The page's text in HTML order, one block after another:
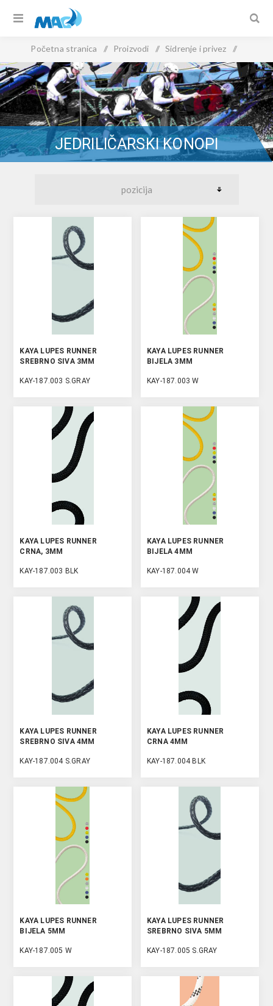
Početna stranica / Proizvodi / Sidrenje i privez /
Konopi / Jedriličarski konopi
JEDRILIČARSKI KONOPI
KAYA LUPES RUNNER
SREBRNO SIVA 3MM
KAY-187.003 S.GRAY
KAYA LUPES RUNNER
BIJELA 3MM
KAY-187.003 W
KAYA LUPES RUNNER
CRNA, 3MM
KAY-187.003 BLK
KAYA LUPES RUNNER
BIJELA 4MM
KAY-187.004 W
KAYA LUPES RUNNER
SREBRNO SIVA 4MM
KAY-187.004 S.GRAY
KAYA LUPES RUNNER
CRNA 4MM
KAY-187.004 BLK
KAYA LUPES RUNNER
BIJELA 5MM
KAY-187.005 W
KAYA LUPES RUNNER
SREBRNO SIVA 5MM
KAY-187.005 S.GRAY